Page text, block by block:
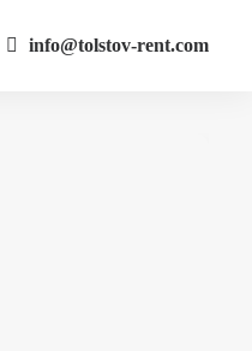
info@tolstov-rent.com